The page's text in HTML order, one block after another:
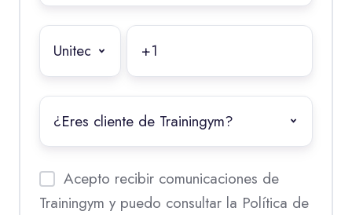
tu
modelo
de
negocio
fitness?
Teléfono
WhatsApp
¿Eres
client@
de
Trainingym?
Acepto recibir comunicaciones de
Trainingym y puedo consultar la Política de